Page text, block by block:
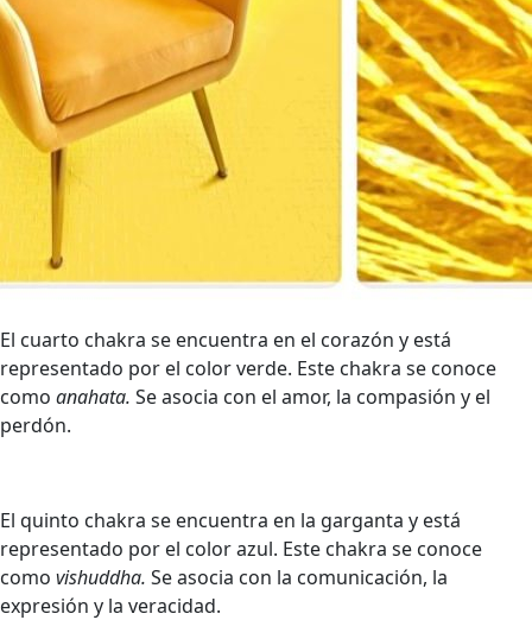
El cuarto chakra se encuentra en el corazón y está
representado por el color verde. Este chakra se conoce
como anahata. Se asocia con el amor, la compasión y el
perdón.
El quinto chakra se encuentra en la garganta y está
representado por el color azul. Este chakra se conoce
como vishuddha. Se asocia con la comunicación, la
expresión y la veracidad.